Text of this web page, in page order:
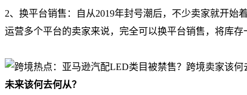
2、换平台销售：自从2019年封号潮后，不少卖家就开
运营多个平台的卖家来说，完全可以换平台销售，将库存
未来该何去何从？